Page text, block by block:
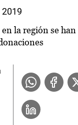
la región se